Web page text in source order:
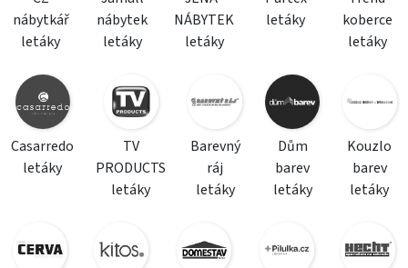
nábytkář
letáky
nábytek
letáky
NÁBYTEK
letáky
letáky
koberce
letáky
Casarredo
letáky
TV
PRODUCTS
letáky
Barevný
ráj
letáky
Dům
barev
letáky
Kouzlo
barev
letáky